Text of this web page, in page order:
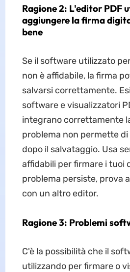
Ragione 2: L'editor PDF
aggiungere la firma
bene
Se il software utilizzato
non è affidabile, la firma
salvarsi correttamente.
software e visualizzatori
integrano correttamente
problema non permette di
dopo il salvataggio. Usa
affidabili per firmare i tuoi
problema persiste, prova
con un altro editor.
Ragione 3: Problemi
C'è la possibilità che il
utilizzando per firmare o